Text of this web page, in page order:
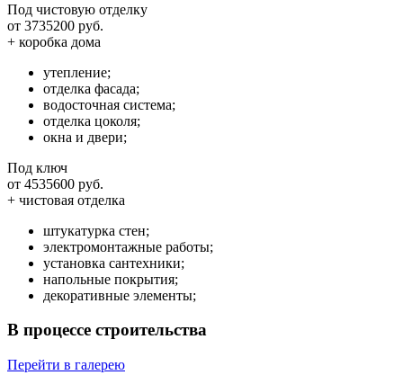
Под чистовую отделку
от 3735200 руб.
+ коробка дома
утепление;
отделка фасада;
водосточная система;
отделка цоколя;
окна и двери;
Под ключ
от 4535600 руб.
+ чистовая отделка
штукатурка стен;
электромонтажные работы;
установка сантехники;
напольные покрытия;
декоративные элементы;
В процессе строительства
Перейти в галерею